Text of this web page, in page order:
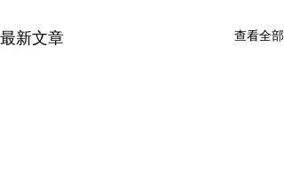
最新文章 查看全部